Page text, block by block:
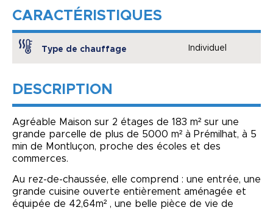
CARACTÉRISTIQUES
Type de chauffage Individuel
DESCRIPTION
Agréable Maison sur 2 étages de 183 m² sur une
grande parcelle de plus de 5000 m² à Prémilhat, à 5
min de Montluçon, proche des écoles et des
commerces.
Au rez-de-chaussée, elle comprend : une entrée, une
grande cuisine ouverte entièrement aménagée et
équipée de 42,64m² , une belle pièce de vie de